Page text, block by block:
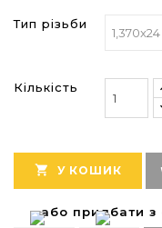
Тип різьби
Кількість
 У КОШИК
або придбати